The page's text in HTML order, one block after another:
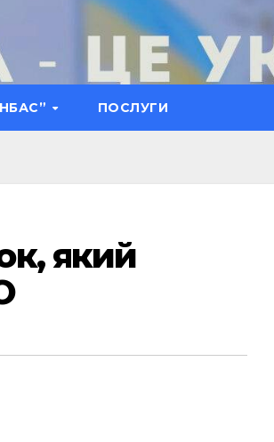
ПОСЛУГИ
який